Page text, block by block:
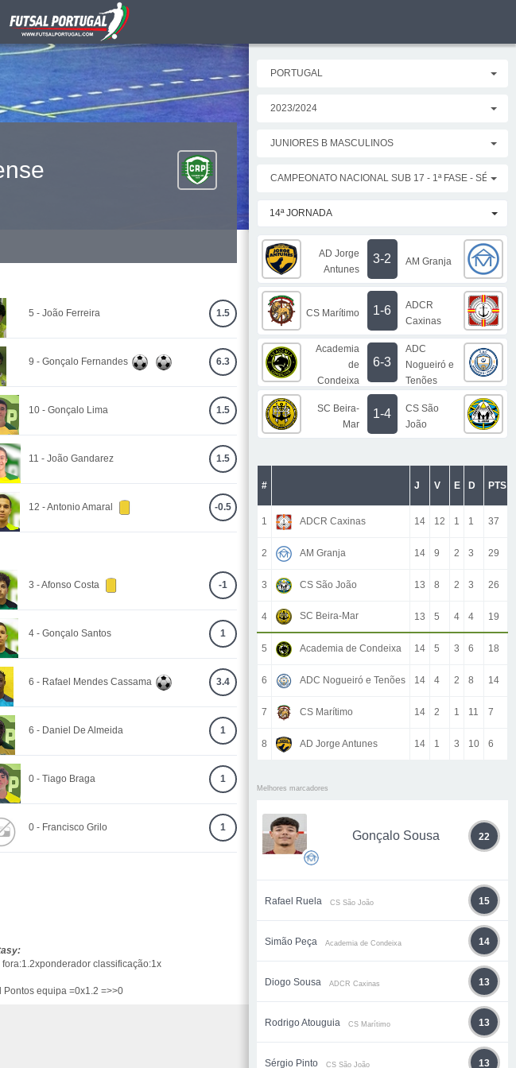
5 - João Ferreira 1.5
9 - Gonçalo Fernandes 6.3
10 - Gonçalo Lima 1.5
11 - João Gandarez 1.5
12 - Antonio Amaral -0.5
3 - Afonso Costa -1
4 - Gonçalo Santos 1
6 - Rafael Mendes Cassama 3.4
6 - Daniel De Almeida 1
0 - Tiago Braga 1
0 - Francisco Grilo 1
fora:1.2xponderador classificação:1x
Pontos equipa =0x1.2 =>>0
PORTUGAL
2023/2024
JUNIORES B MASCULINOS
CAMPEONATO NACIONAL SUB 17 - 1ª FASE - SÉRIE
14ª JORNADA
AD Jorge
Antunes
3-2 AM Granja
CS Marítimo 1-6
ADCR
Caxinas
Academia
de
Condeixa
6-3
ADC
Nogueiró e
Tenões
SC Beira-
Mar
1-4
CS São
João
# J V E D PTS
1 ADCR Caxinas 14 12 1 1 37
2 AM Granja 14 9 2 3 29
3 CS São João 13 8 2 3 26
4 SC Beira-Mar 13 5 4 4 19
5 Academia de Condeixa 14 5 3 6 18
6 ADC Nogueiró e Tenões 14 4 2 8 14
7 CS Marítimo 14 2 1 11 7
8 AD Jorge Antunes 14 1 3 10 6
Melhores marcadores
Gonçalo Sousa 22
Rafael Ruela CS São João 15
Simão Peça Academia de Condeixa 14
Diogo Sousa ADCR Caxinas 13
Rodrigo Atouguia CS Marítimo 13
Sérgio Pinto CS São João 13